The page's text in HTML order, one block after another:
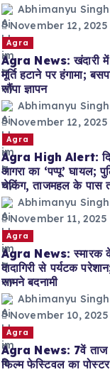
Abhimanyu Singh
November 12, 2025
Agra
Agra News: खंदारी में
मूर्ति हटाने पर हंगामा;
सौंपा ज्ञापन
Abhimanyu Singh
November 12, 2025
Agra
Agra High Alert:
आगरा का ‘पप्पू’ घायल;
चेकिंग, ताजमहल के पास
Abhimanyu Singh
November 11, 2025
Agra
Agra News: स्मारक के
दादागिरी से पर्यटक
सामने बदनामी
Abhimanyu Singh
November 10, 2025
Agra
Agra News: 7वें ताज
फिल्म फेस्टिवल का पोस्टर